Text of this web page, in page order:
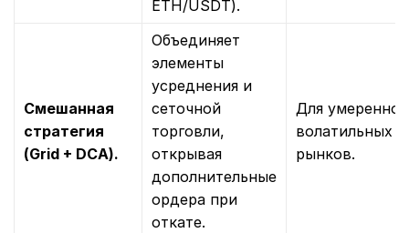
ETH/USDT).
Смешанная
стратегия
(Grid + DCA).
Объединяет
элементы
усреднения и
сеточной
торговли,
открывая
дополнительные
ордера при
откате.
Для умеренно
волатильных
рынков.